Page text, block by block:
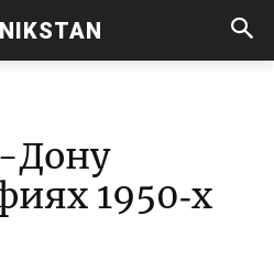
Дону
1950‑х